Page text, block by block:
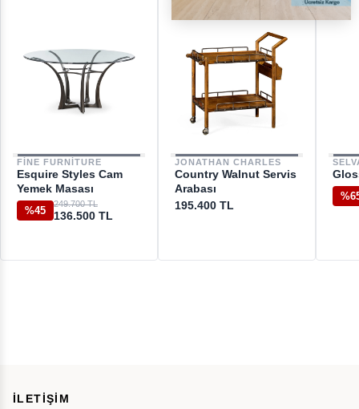
FINE FURNITURE
Esquire Styles Cam
Yemek Masası
%45
249.700 TL
136.500 TL
JONATHAN CHARLES
Country Walnut Servis
Arabası
195.400 TL
İLETİŞİM